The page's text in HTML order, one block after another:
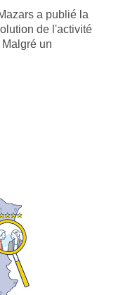
a publié la
de l'activité
un